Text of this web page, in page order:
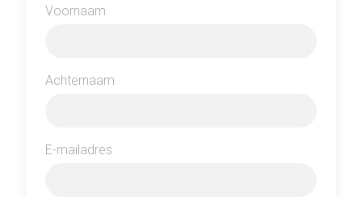
Voornaam
Achternaam
E-mailadres